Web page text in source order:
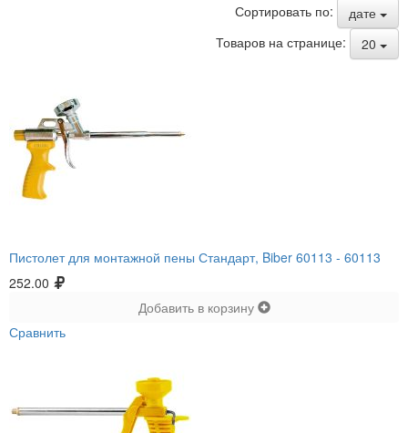
Сортировать по:
дате
Товаров на странице:
20
Пистолет для монтажной пены Стандарт, Biber 60113 - 60113
252.00
Добавить в корзину
Сравнить